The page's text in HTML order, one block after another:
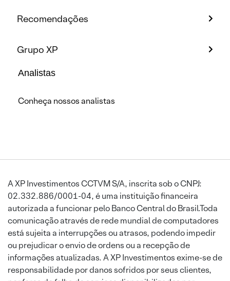
Recomendações
Grupo XP
Analistas
Conheça nossos analistas
A XP Investimentos CCTVM S/A, inscrita sob o CNPJ:
02.332.886/0001-04, é uma instituição financeira
autorizada a funcionar pelo Banco Central do Brasil.Toda
comunicação através de rede mundial de computadores
está sujeita a interrupções ou atrasos, podendo impedir
ou prejudicar o envio de ordens ou a recepção de
informações atualizadas. A XP Investimentos exime-se de
responsabilidade por danos sofridos por seus clientes,